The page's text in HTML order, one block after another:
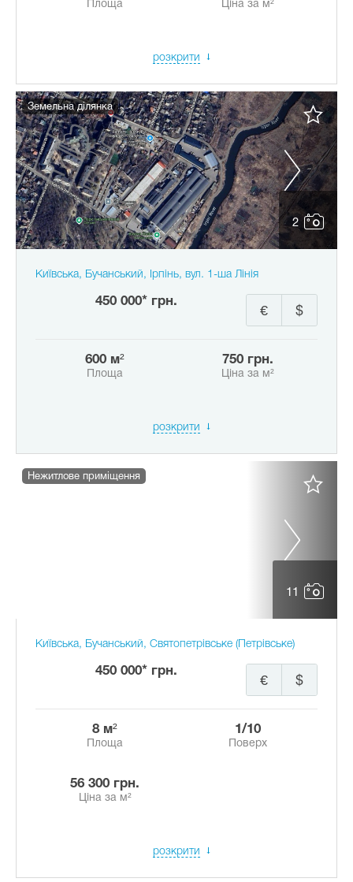
Площа Ціна за м²
розкрити
2
Земельна ділянка
Київська, Бучанський, Ірпінь, вул. 1-ша Лінія
450 000* грн.
$
€
600 м²
Площа
750 грн.
Ціна за м²
розкрити
11
Нежитлове приміщення
Київська, Бучанський, Святопетрівське (Петрівське)
450 000* грн.
$
€
8 м²
Площа
1/10
Поверх
56 300 грн.
Ціна за м²
розкрити